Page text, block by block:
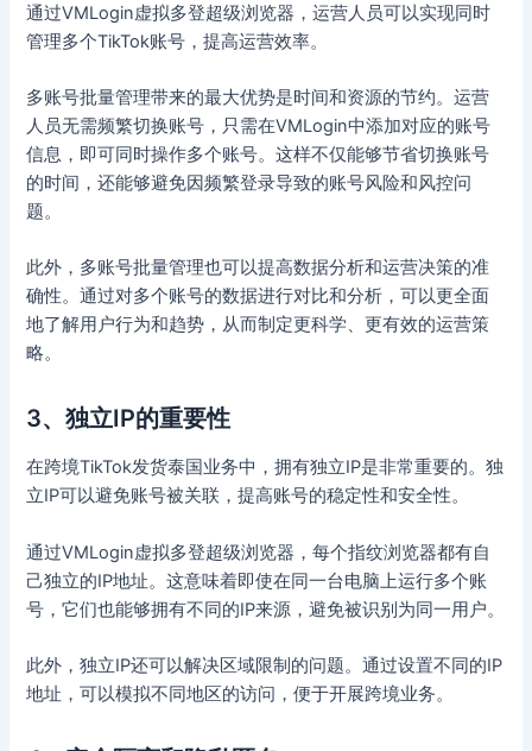
通过VMLogin虚拟多登超级浏览器，运营人员可以实现同时
管理多个TikTok账号，提高运营效率。
多账号批量管理带来的最大优势是时间和资源的节约。运营
人员无需频繁切换账号，只需在VMLogin中添加对应的账号
信息，即可同时操作多个账号。这样不仅能够节省切换账号
的时间，还能够避免因频繁登录导致的账号风险和风控问
题。
此外，多账号批量管理也可以提高数据分析和运营决策的准
确性。通过对多个账号的数据进行对比和分析，可以更全面
地了解用户行为和趋势，从而制定更科学、更有效的运营策
略。
3、独立IP的重要性
在跨境TikTok发货泰国业务中，拥有独立IP是非常重要的。独
立IP可以避免账号被关联，提高账号的稳定性和安全性。
通过VMLogin虚拟多登超级浏览器，每个指纹浏览器都有自
己独立的IP地址。这意味着即使在同一台电脑上运行多个账
号，它们也能够拥有不同的IP来源，避免被识别为同一用户。
此外，独立IP还可以解决区域限制的问题。通过设置不同的IP
地址，可以模拟不同地区的访问，便于开展跨境业务。